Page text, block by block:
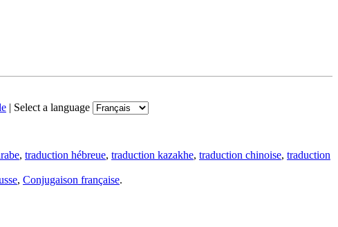
| Select a language
, traduction hébreue, traduction kazakhe, traduction chinoise, traduction
, Conjugaison française.